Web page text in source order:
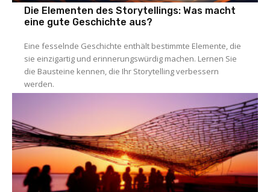
Die Elementen des Storytellings: Was macht
eine gute Geschichte aus?
Eine fesselnde Geschichte enthält bestimmte Elemente, die
sie einzigartig und erinnerungswürdig machen. Lernen Sie
die Bausteine kennen, die Ihr Storytelling verbessern
werden.